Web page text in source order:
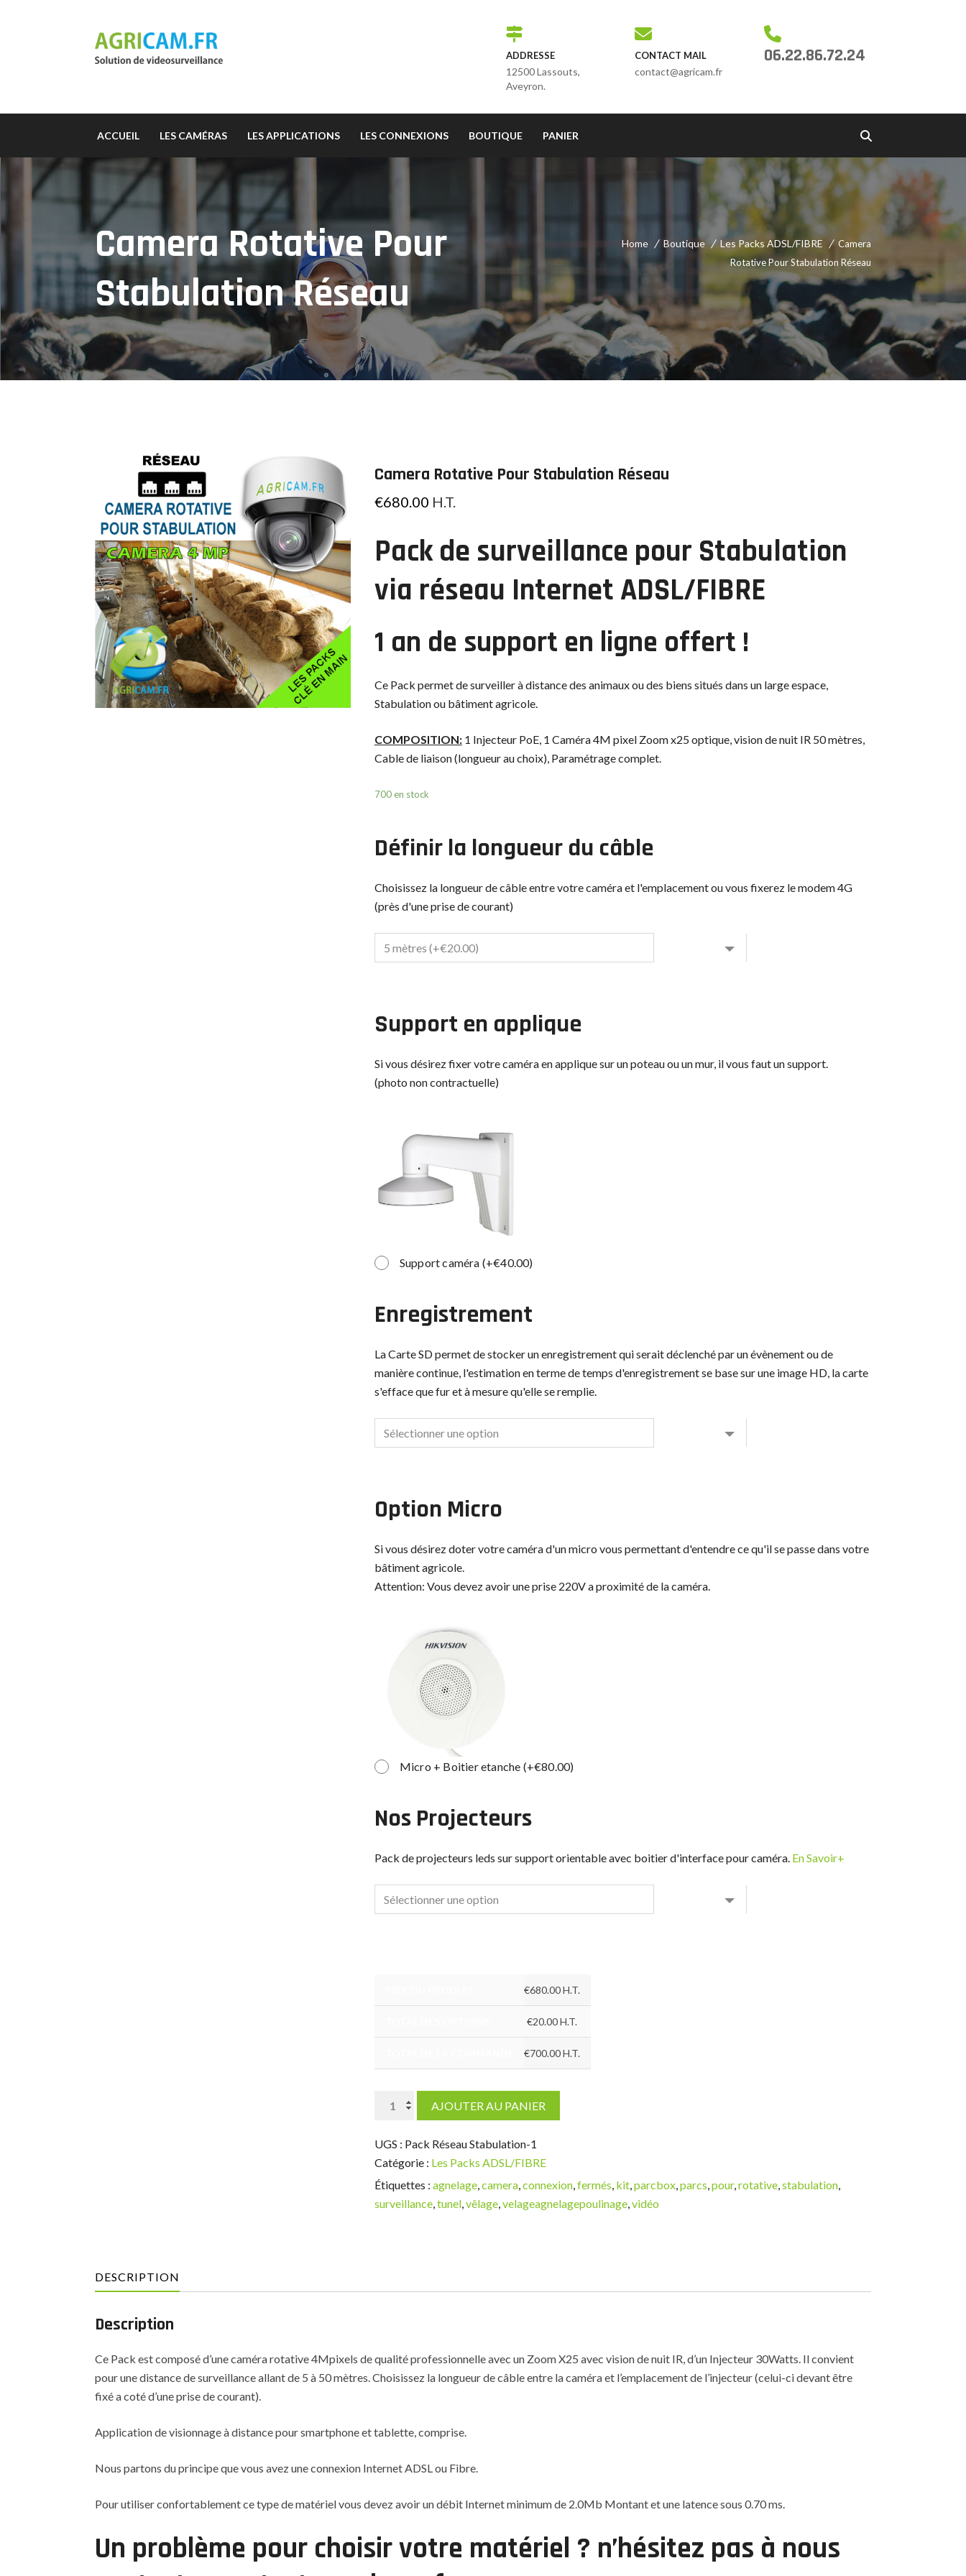
ADDRESSE
12500 Lassouts,
Aveyron.
CONTACT MAIL
contact@agricam.fr
06.22.86.72.24
ACCUEIL LES CAMÉRAS LES APPLICATIONS LES CONNEXIONS BOUTIQUE PANIER
Camera Rotative Pour
Stabulation Réseau
Home Boutique Les Packs ADSL/FIBRE
Camera
Rotative Pour Stabulation Réseau
Camera Rotative Pour Stabulation Réseau
€680.00 H.T.
Pack de surveillance pour Stabulation
via réseau Internet ADSL/FIBRE
1 an de support en ligne offert !
Ce Pack permet de surveiller à distance des animaux ou des biens situés dans un large espace,
Stabulation ou bâtiment agricole.
COMPOSITION:1 Injecteur PoE, 1 Caméra 4M pixel Zoom x25 optique, vision de nuit IR 50 mètres,
Cable de liaison (longueur au choix), Paramétrage complet.
700 en stock
Définir la longueur du câble
Choisissez la longueur de câble entre votre caméra et l'emplacement ou vous fixerez le modem 4G
(près d'une prise de courant)
Support en applique
Si vous désirez fixer votre caméra en applique sur un poteau ou un mur, il vous faut un support.
(photo non contractuelle)
Support caméra (+€40.00)
Enregistrement
La Carte SD permet de stocker un enregistrement qui serait déclenché par un évènement ou de
manière continue, l'estimation en terme de temps d'enregistrement se base sur une image HD, la carte
s'efface que fur et à mesure qu'elle se remplie.
Option Micro
Si vous désirez doter votre caméra d'un micro vous permettant d'entendre ce qu'il se passe dans votre
bâtiment agricole.
Attention: Vous devez avoir une prise 220V a proximité de la caméra.
Micro + Boitier etanche (+€80.00)
Nos Projecteurs
Pack de projecteurs leds sur support orientable avec boitier d'interface pour caméra. En Savoir+
€680.00H.T.
€20.00H.T.
€700.00H.T.
quantité
Stabulation
Réseau
AJOUTER AU PANIER
UGS : Pack Réseau Stabulation-1
Catégorie : Les Packs ADSL/FIBRE
Étiquettes : agnelage, camera, connexion, fermés kit, parcbox, parcs pour, rotative, stabulation,
surveillance, tunel, vêlage, velageagnelagepoulinage, vidéo
DESCRIPTION
Description
Ce Pack est composé d’une caméra rotative 4Mpixels de qualité professionnelle avec un Zoom X25 avec vision de nuit IR, d’un Injecteur 30Watts. Il convient
pour une distance de surveillance allant de 5 à 50 mètres. Choisissez la longueur de câble entre la caméra et l’emplacement de l’injecteur (celui-ci devant être
fixé a coté d’une prise de courant).
Application de visionnage à distance pour smartphone et tablette, comprise.
Nous partons du principe que vous avez une connexion Internet ADSL ou Fibre.
Pour utiliser confortablement ce type de matériel vous devez avoir un débit Internet minimum de 2.0Mb Montant et une latence sous 0.70 ms.
Un problème pour choisir votre matériel ? n’hésitez pas à nous